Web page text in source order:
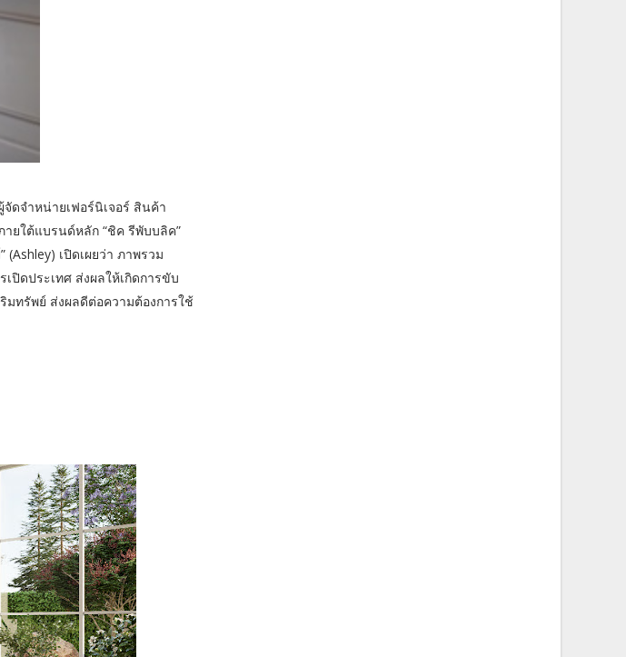
ดจำหน่ายเฟอร์นิเจอร์ สินค้า
ยใต้แบรนด์หลัก “ชิค รีพับบลิค”
(Ashley) เปิดเผยว่า ภาพรวม
ปิดประเทศ ส่งผลให้เกิดการขับ
มทรัพย์ ส่งผลดีต่อความต้องการใช้